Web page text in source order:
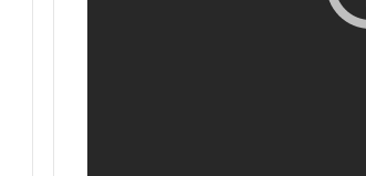
فيديو.. الرجاء ينهزم أمام اتحاد طنجة